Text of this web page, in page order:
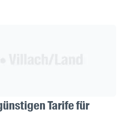
Tarife für